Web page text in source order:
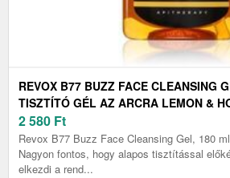
REVOX B77 BUZZ FACE CLEANSING
TISZTÍTÓ GÉL AZ ARCRA LEMON &
2 580 Ft
Revox B77 Buzz Face Cleansing Gel, 180
Nagyon fontos, hogy alapos tisztítással
elkezdi a rend...